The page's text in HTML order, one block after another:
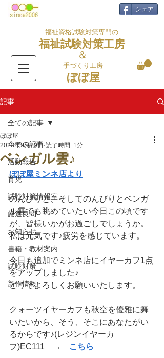
シェア
福祉資格試験対策専門の
福祉試験対策工房
＆
手づくり工房
ぼぼ屋
記事
全ての記事
活動報告
育児
試験対策情報室
厳選良問
お知らせ
書籍・教材案内
試験対策
新作情報
全ての記事
ベンガル雲♪
ぼぼ屋
2023年9月29日 読了時間: 1分
ぼぼ屋ミンネ店より
のんびりと、そしてのんびりとベンガ
ル雲でも眺めていたい今日この頃です
が、皆様いかがお過ごしでしょうか。
私は元気です♪疲労を感じています。
今日も追加でミンネ店にイヤーカフ1点
をアップしました♪
どうぞよろしくお願いいたします。
クォーツイヤーカフも秋空を優雅に舞
いたいから、そう、そこにあなたがい
るからです♪(レジンイヤーカ
フ)EC111　→
こちら